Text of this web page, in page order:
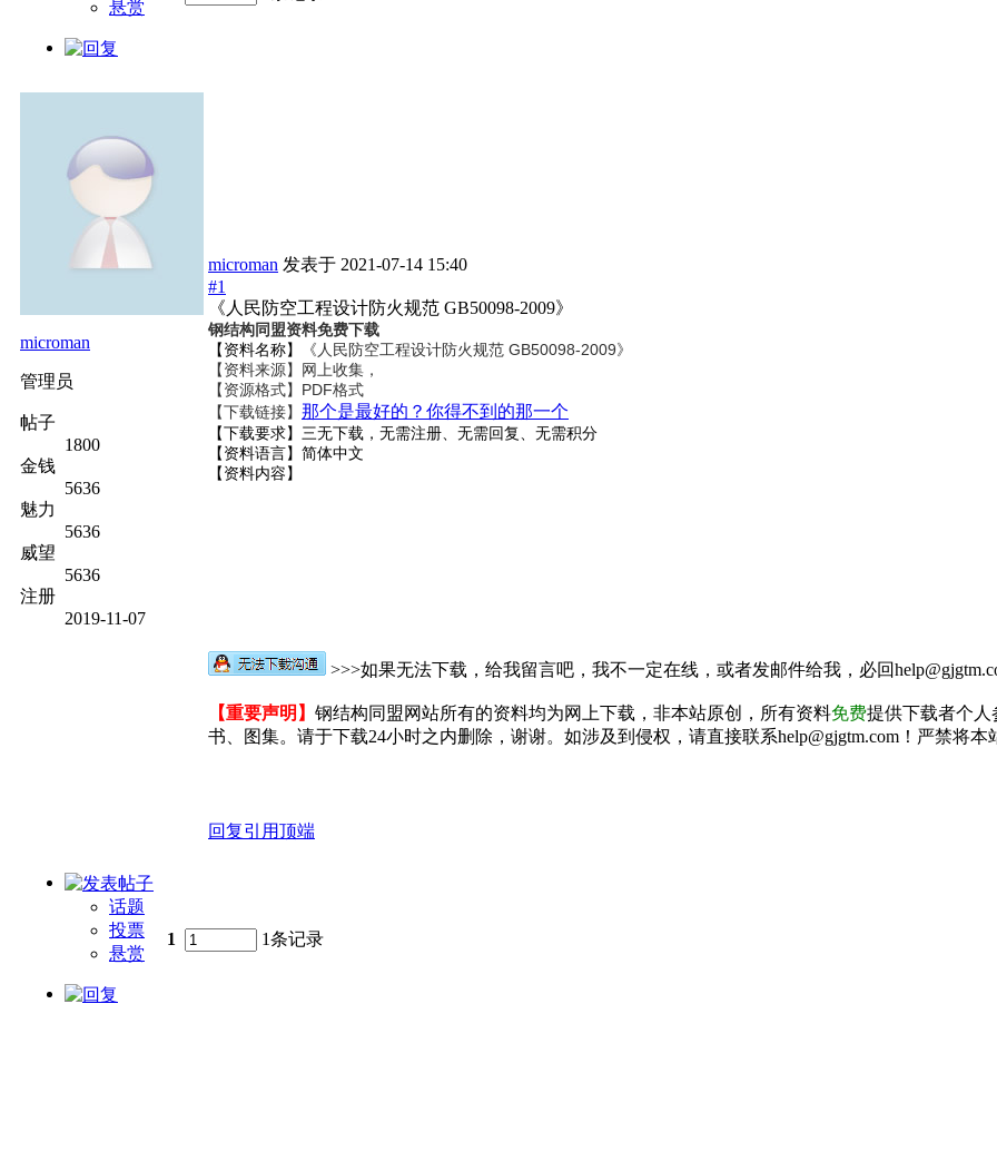
悬赏
microman
管理员
帖子
1800
金钱
5636
魅力
5636
威望
5636
注册
2019-11-07
microman 发表于 2021-07-14 15:40
#1
《人民防空工程设计防火规范 GB50098-2009》
钢结构同盟资料免费下载
【资料名称】
《人民防空工程设计防火规范 GB50098-2009》
【资料来源】网上收集，
【资源格式】PDF格式
【下载链接】 那个是最好的？你得不到的那一个
【下载要求】三无下载，无需注册、无需回复、无需积分
【资料语言】简体中文
【资料内容】
>>>如果无法下载，给我留言吧，我不一定在线，或者发邮件给我，必回
【重要声明】 钢结构同盟网站所有的资料均为网上下载，非本站原创，所有资料免费提供下载者个人
书、图集。请于下载24小时之内删除，谢谢。如涉及到侵权，请直接联系help@gjgtm.com！严禁将
回复引用顶端
话题
投票
悬赏
1 1条记录